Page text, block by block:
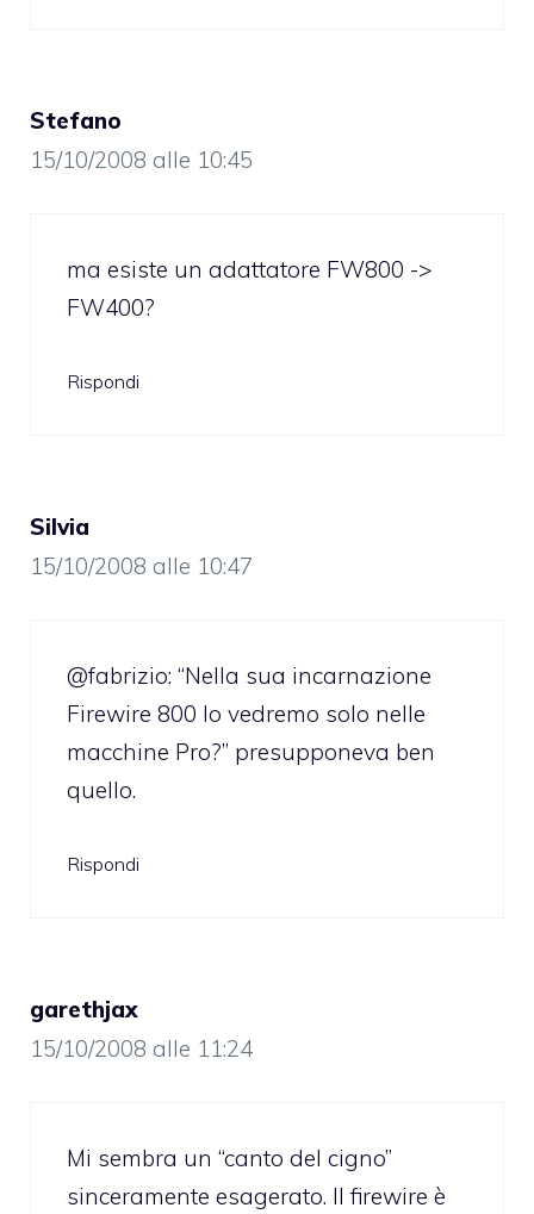
Stefano
15/10/2008 alle 10:45
ma esiste un adattatore FW800 ->
FW400?
Rispondi
Silvia
15/10/2008 alle 10:47
@fabrizio: “Nella sua incarnazione
Firewire 800 lo vedremo solo nelle
macchine Pro?” presupponeva ben
quello.
Rispondi
garethjax
15/10/2008 alle 11:24
Mi sembra un “canto del cigno”
sinceramente esagerato. Il firewire è